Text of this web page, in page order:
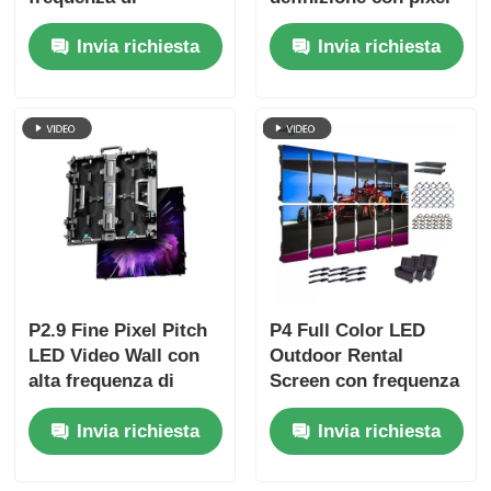
aggiornamento di
7680Hz, display a
colori e protezione
eventi sul palco
Invia richiesta
pitch di 2,9 mm,
refresh rate di 3840
Hz e luminosità di
Invia richiesta
P2.9 Fine Pixel Pitch
LED Video Wall con
alta frequenza di
aggiornamento di
7680Hz e doppio
supporto di
Invia richiesta
P4 Full Color LED
Outdoor Rental
Screen con frequenza
di aggiornamento di
7680Hz e IP65
impermeabile per
Invia richiesta